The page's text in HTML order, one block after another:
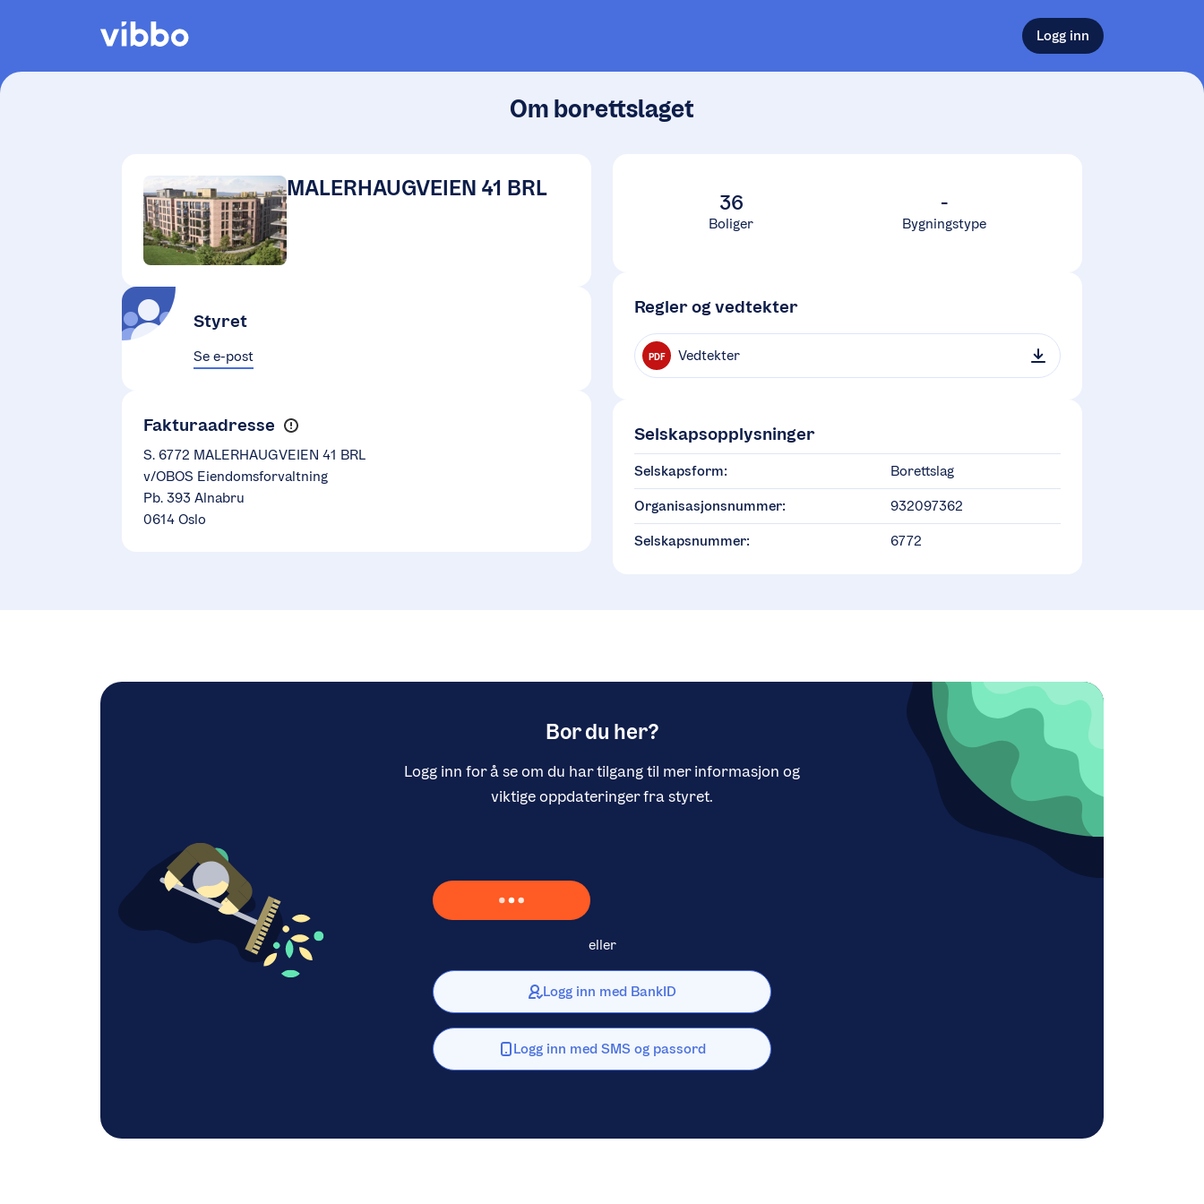
Logg inn
Om borettslaget
MALERHAUGVEIEN 41 BRL
Styret
Se e-post
Fakturaadresse
S. 6772 MALERHAUGVEIEN 41 BRL
v/OBOS Eiendomsforvaltning
Pb. 393 Alnabru
0614 Oslo
36
Boliger
-
Bygningstype
Regler og vedtekter
PDF Vedtekter
Selskapsopplysninger
Selskapsform: Borettslag
Organisasjonsnummer: 932097362
Selskapsnummer: 6772
Bor du her?
Logg inn for å se om du har tilgang til mer informasjon og
viktige oppdateringer fra styret.
Laster inn Vipps …
eller
Logg inn med BankID
Logg inn med SMS og passord